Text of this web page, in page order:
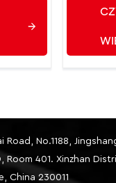
Road, No.1188,
Room 401. Xinzhan
China 230011